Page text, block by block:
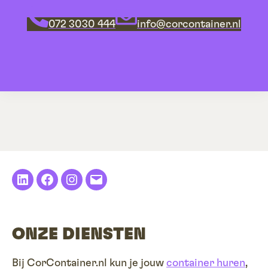
072 3030 444 info@corcontainer.nl
LinkedInFacebookInstagram
E-
ONZE DIENSTEN
Bij CorContainer.nl kun je jouwcontainer huren,